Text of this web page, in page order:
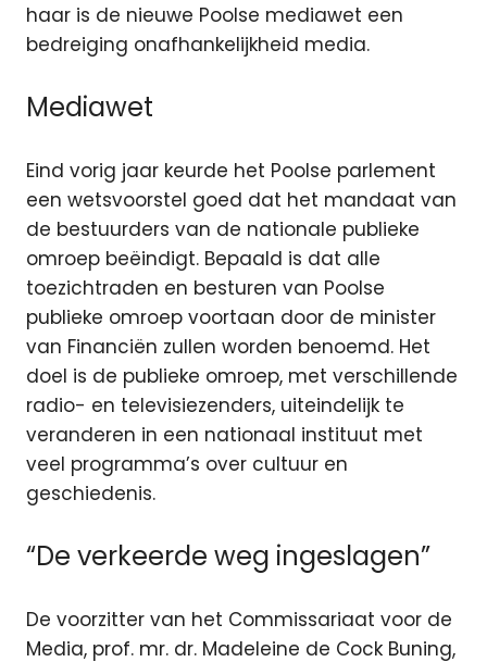
haar is de nieuwe Poolse mediawet een
bedreiging onafhankelijkheid media.
Mediawet
Eind vorig jaar keurde het Poolse parlement
een wetsvoorstel goed dat het mandaat van
de bestuurders van de nationale publieke
omroep beëindigt. Bepaald is dat alle
toezichtraden en besturen van Poolse
publieke omroep voortaan door de minister
van Financiën zullen worden benoemd. Het
doel is de publieke omroep, met verschillende
radio- en televisiezenders, uiteindelijk te
veranderen in een nationaal instituut met
veel programma’s over cultuur en
geschiedenis.
“De verkeerde weg ingeslagen”
De voorzitter van het Commissariaat voor de
Media, prof. mr. dr. Madeleine de Cock Buning,